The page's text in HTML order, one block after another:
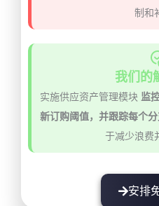
制和
我们的
实施供应资产管理模块 监
新订购阈值，并跟踪每个分
于减少浪费
安排